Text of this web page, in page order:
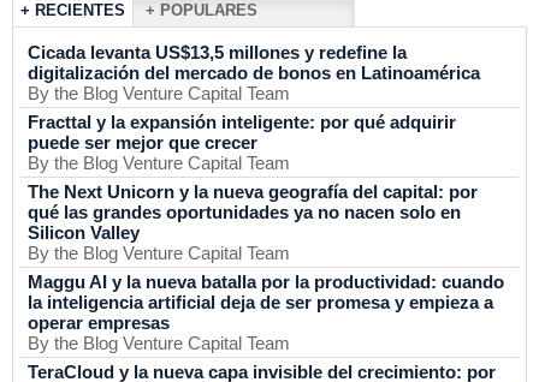
+ RECIENTES + POPULARES
Cicada levanta US$13,5 millones y redefine la
digitalización del mercado de bonos en Latinoamérica
By the Blog Venture Capital Team
Fracttal y la expansión inteligente: por qué adquirir
puede ser mejor que crecer
By the Blog Venture Capital Team
The Next Unicorn y la nueva geografía del capital: por
qué las grandes oportunidades ya no nacen solo en
Silicon Valley
By the Blog Venture Capital Team
Maggu AI y la nueva batalla por la productividad: cuando
la inteligencia artificial deja de ser promesa y empieza a
operar empresas
By the Blog Venture Capital Team
TeraCloud y la nueva capa invisible del crecimiento: por